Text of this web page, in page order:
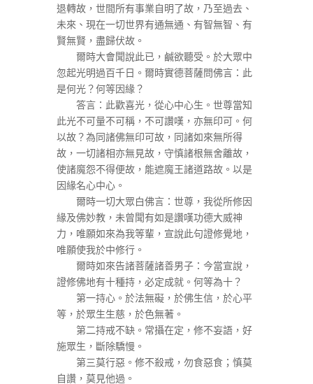
退轉故，世間所有事業自明了故，乃至過去、
未來、現在一切世界有通無通、有智無智、有
賢無賢，盡歸伏故。
爾時大會聞說此已，鹹欲聽受。於大眾中
忽起光明過百千日。爾時實德菩薩問佛言：此
是何光？何等因緣？
答言：此歡喜光，從心中心生。世尊當知
此光不可量不可稱，不可讚嘆，亦無印可。何
以故？為同諸佛無印可故，同諸如來無所得
故，一切諸相亦無見故，守慎諸根無舍離故，
使諸魔怨不得便故，能遮魔王諸道路故。以是
因緣名心中心。
爾時一切大眾白佛言：世尊，我從所修因
緣及佛妙教，未曾聞有如是讚嘆功德大威神
力，唯願如來為我等輩，宣說此句證修覺地，
唯願使我於中修行。
爾時如來告諸菩薩諸善男子：今當宣說，
證修佛地有十種持，必定成就。何等為十？
第一持心。於法無礙，於佛生信，於心平
等，於眾生生慈，於色無著。
第二持戒不缺。常攝在定，修不妄語，好
施眾生，斷除驕慢。
第三莫行惡。修不殺戒，勿食惡食；慎莫
自讚，莫見他過。